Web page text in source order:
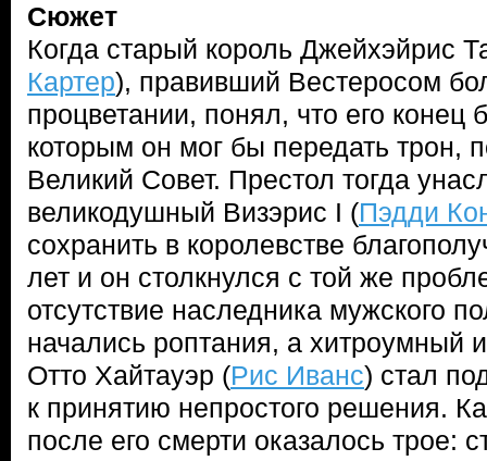
Сюжет
Когда старый король Джейхэйрис
Картер), правивший Вестеросом
процветании, понял, что его конец
которым он мог бы передать трон,
Великий Совет. Престол тогда
великодушный Визэрис I (Пэдди
сохранить в королевстве
лет и он столкнулся с той же
отсутствие наследника мужского
начались роптания, а хитроумный
Отто Хайтауэр (Рис Иванс) стал
к принятию непростого решения.
после его смерти оказалось трое: